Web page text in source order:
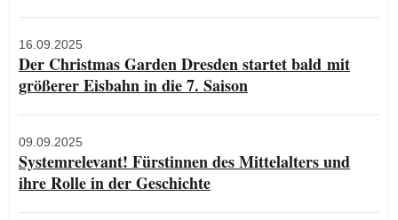
16.09.2025
Der Christmas Garden Dresden startet bald mit
größerer Eisbahn in die 7. Saison
09.09.2025
Systemrelevant! Fürstinnen des Mittelalters und
ihre Rolle in der Geschichte